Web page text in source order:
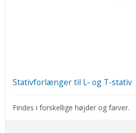
Stativforlænger til L- og T-stativ
Findes i forskellige højder og farver.